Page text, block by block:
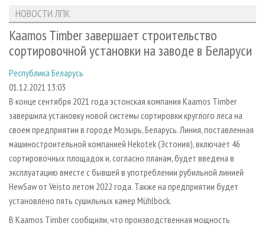
ЛЕСОЗАГОТОВКА
ЛЕСОПИЛЕНИЕ
СУШКА ДРЕВЕСИНЫ
ПРОИЗВОДСТВО ДРЕВЕСНЫХ ПЛИТ
ДЕРЕВЯННОЕ ДОМОСТРОЕНИЕ
ПРОИЗВОДСТВО МЕБЕЛИ
БИОЭНЕРГЕТИКА
ЦБП
ИНСТРУМЕНТ И МАТЕРИАЛЫ
НОВОСТИ ЛПК
НОВОСТИ ЖУРНАЛА
ПРОЕКТЫ ЛПИ
АНАЛИТИКА
ПРЕДПРИЯТИЯ ЛПК
ПЕРСОНЫ
МОБИЛЬНЫЕ ВЫСТАВКИ
ОФИЦИАЛЬНЫЕ ДЕЛЕГАЦИИ
ПРИОРИТЕТНЫЕ ИНВЕСТПРОЕКТЫ
RUSSIAN FORESTRY REVIEW
ГАЗЕТА ЛЕСПРОМФОРУМ
БИБЛИОТЕКА СПЕЦИАЛИСТА
АРХИВ ЖУРНАЛОВ
СТАТЬИ
О ЖУРНАЛЕ
ПОДПИСКА
КОНТАКТЫ
РЕКЛАМОДАТЕЛЯМ
РЕКЛАМА
РЕКЛАМА НА САЙТЕ
НОВОСТИ ЛПК
Kaamos Timber завершает строительство
сортировочной установки на заводе в Беларуси
Республика Беларусь
01.12.2021 13:03
В конце сентября 2021 года эстонская компания Kaamos Timber
завершила установку новой системы сортировки круглого леса на
своем предприятии в городе Мозырь, Беларусь. Линия, поставленная
машиностроительной компанией Hekotek (Эстония), включает 46
сортировочных площадок и, согласно планам, будет введена в
эксплуатацию вместе с бывшей в употреблении рубильной линией
HewSaw от Veisto летом 2022 года. Также на предприятии будет
установлено пять сушильных камер Mühlböck.
В Kaamos Timber сообщили, что производственная мощность